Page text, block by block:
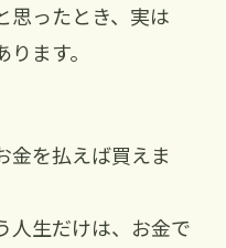
思ったとき、実は
ます。
金を払えば買えま
人生だけは、お金で